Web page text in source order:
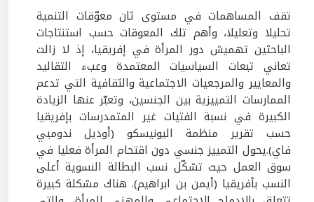
تقف المساهمات في مستوى ثان معوّقات التنمية
تحليلا وتعليلا، وأهم تلك المعوقات حسب استنتاجات
الباحثين تهميش دور المرأة في إفريقيا، إذ لا زالت
تعاني تبعات السياسيات المعتمدة وعبء التقاليد
والمعايير والمرجعيات الاجتماعية والثقافية التي تدعم
الممارسات التمييزية بين الجنسين، وتعبّر عنها الزيادة
الكبيرة في نسبة الفتيات غير المتمدرسات بإفريقيا
حسب تقرير منظمة اليونيسكو (أوديل ندومبي
فاي).يحول التمييز جنسي دون اقتحام المرأة فعليا في
سوق العمل حيث تشكّل نسب البطالة النسوية أعلى
النسب بأفريقيا (أيمن بن ابراهيم). هناك مشكلة كبيرة